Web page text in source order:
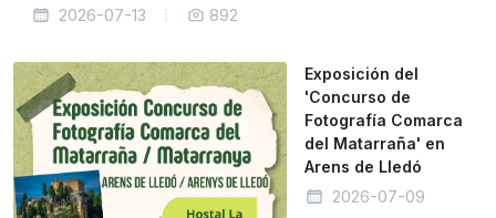
2026-07-13
892
Exposición del
'Concurso de
Fotografía Comarca
del Matarraña' en
Arens de Lledó
2026-07-09